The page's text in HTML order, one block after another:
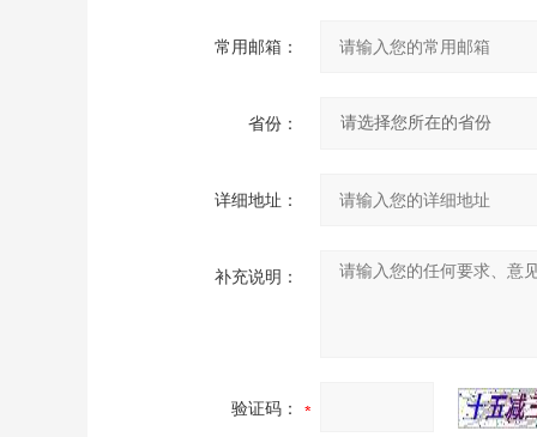
常用邮箱：
省份：
详细地址：
补充说明：
验证码：